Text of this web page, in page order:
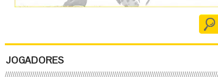
JOGADORES